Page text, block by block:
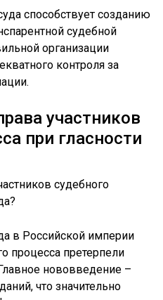
способствует созданию
судебной
организации
контроля за
участников
при гласности
в Российской империи
процесса претерпели
нововведение –
что значительно